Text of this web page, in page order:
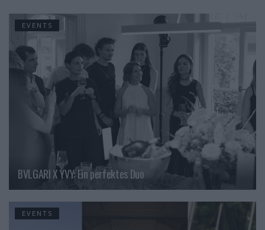
EVENTS
BVLGARI X YVY: Ein perfektes Duo
EVENTS